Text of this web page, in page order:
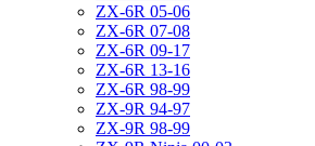
ZX-6R 05-06
ZX-6R 07-08
ZX-6R 09-17
ZX-6R 13-16
ZX-6R 98-99
ZX-9R 94-97
ZX-9R 98-99